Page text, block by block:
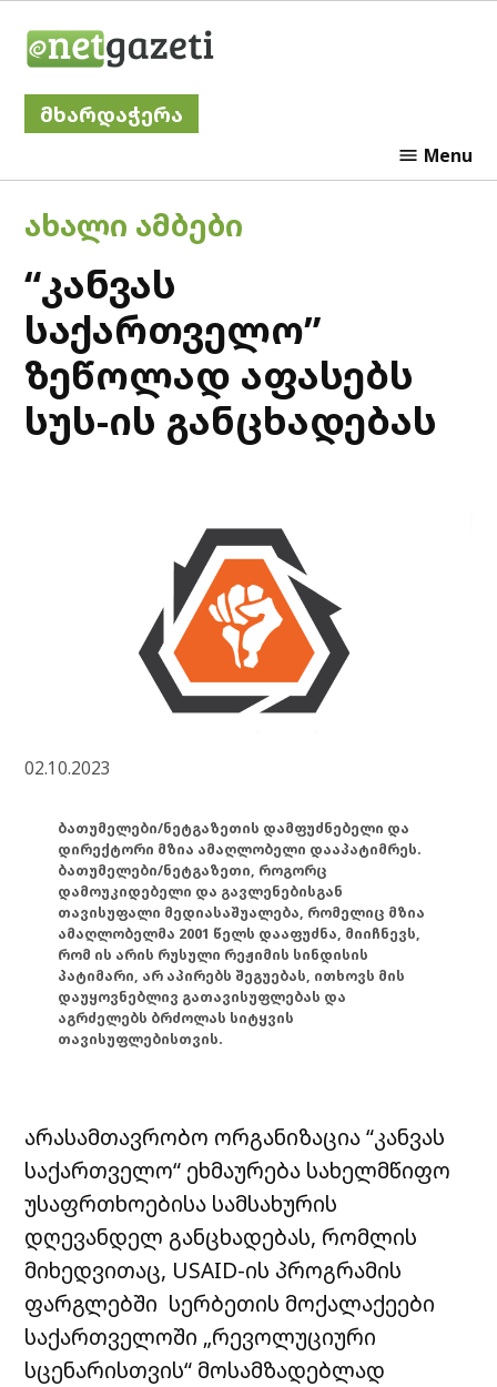
მხარდაჭერა
Menu
POSTED
ᲐᲮᲐᲚᲘ ᲐᲛᲑᲔᲑᲘ
“კანვას
საქართველო”
ზეწოლად აფასებს
სუს-ის განცხადებას
02.10.2023
ბათუმელები/ნეტგაზეთის დამფუძნებელი და
დირექტორი მზია ამაღლობელი დააპატიმრეს.
ბათუმელები/ნეტგაზეთი, როგორც
დამოუკიდებელი და გავლენებისგან
თავისუფალი მედიასაშუალება, რომელიც მზია
ამაღლობელმა 2001 წელს დააფუძნა, მიიჩნევს,
რომ ის არის რუსული რეჟიმის სინდისის
პატიმარი, არ აპირებს შეგუებას, ითხოვს მის
დაუყოვნებლივ გათავისუფლებას და
აგრძელებს ბრძოლას სიტყვის
თავისუფლებისთვის.
არასამთავრობო ორგანიზაცია “კანვას
საქართველო“ ეხმაურება სახელმწიფო
უსაფრთხოებისა სამსახურის
დღევანდელ განცხადებას, რომლის
მიხედვითაც, USAID-ის პროგრამის
ფარგლებში სერბეთის მოქალაქეები
საქართველოში „რევოლუციური
სცენარისთვის“ მოსამზადებლად